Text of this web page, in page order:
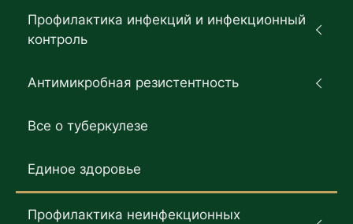
Профилактика инфекций и инфекционный
контроль
Антимикробная резистентность
Все о туберкулезе
Единое здоровье
Профилактика неинфекционных